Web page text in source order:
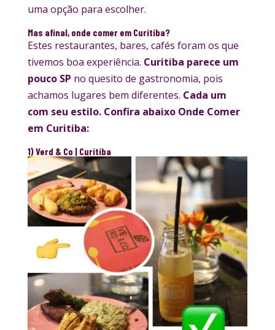
uma opção para escolher.
Mas afinal, onde comer em Curitiba?
Estes restaurantes, bares, cafés foram os que
tivemos boa experiência. Curitiba parece um
pouco SP no quesito de gastronomia, pois
achamos lugares bem diferentes. Cada um
com seu estilo. Confira abaixo Onde Comer
em Curitiba:
1) Verd & Co | Curitiba